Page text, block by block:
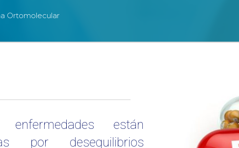
Ortomolecular
enfermedades están
por desequilibrios